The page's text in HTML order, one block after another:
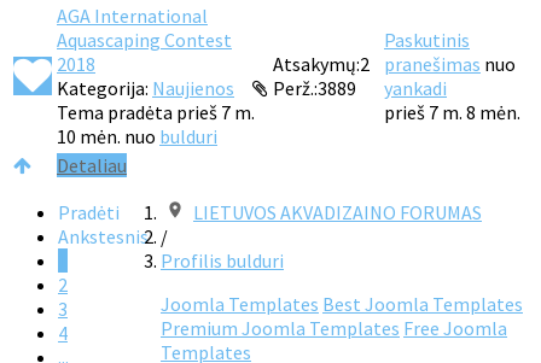
Detaliau
AGA International
Aquascaping Contest
2018
Kategorija: Naujienos
Tema pradėta prieš 7 m.
10 mėn. nuo bulduri
Atsakymų:2
Perž.:3889
Paskutinis
pranešimas nuo
yankadi
prieš 7 m. 8 mėn.
Pradėti
Ankstesnis
2
3
4
...
LIETUVOS AKVADIZAINO FORUMAS
/
Profilis bulduri
Joomla Templates Best Joomla Templates
Premium Joomla Templates Free Joomla
Templates